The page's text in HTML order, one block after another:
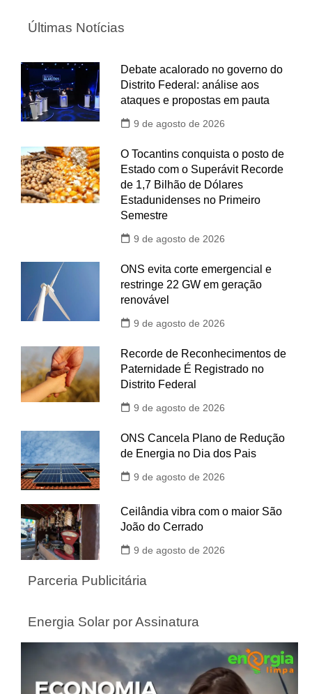
Últimas Notícias
Debate acalorado no governo do
Distrito Federal: análise aos
ataques e propostas em pauta
9 de agosto de 2026
O Tocantins conquista o posto de
Estado com o Superávit Recorde
de 1,7 Bilhão de Dólares
Estadunidenses no Primeiro
Semestre
9 de agosto de 2026
ONS evita corte emergencial e
restringe 22 GW em geração
renovável
9 de agosto de 2026
Recorde de Reconhecimentos de
Paternidade É Registrado no
Distrito Federal
9 de agosto de 2026
ONS Cancela Plano de Redução
de Energia no Dia dos Pais
9 de agosto de 2026
Ceilândia vibra com o maior São
João do Cerrado
9 de agosto de 2026
Parceria Publicitária
Energia Solar por Assinatura